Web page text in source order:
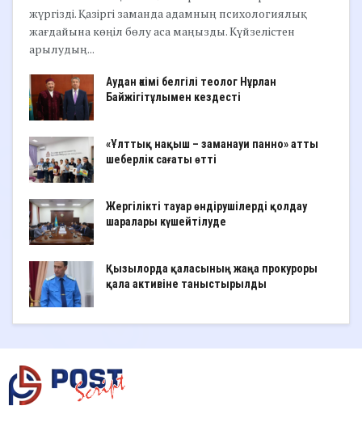
жүргізді. Қазіргі заманда адамның психологиялық
жағдайына көңіл бөлу аса маңызды. Күйзелістен
арылудың...
Аудан әкімі белгілі теолог Нұрлан
Байжігітұлымен кездесті
«Ұлттық нақыш – заманауи панно» атты
шеберлік сағаты өтті
Жергілікті тауар өндірушілерді қолдау
шаралары күшейтілуде
Қызылорда қаласының жаңа прокуроры
қала активіне таныстырылды